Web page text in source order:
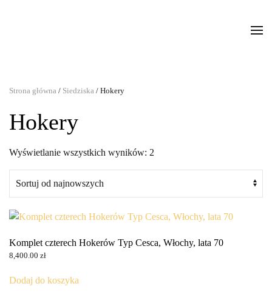
Strona główna / Siedziska / Hokery
Hokery
Wyświetlanie wszystkich wyników: 2
najnowszych
Komplet czterech Hokerów Typ Cesca, Włochy, lata 70
8,400.00 zł
Dodaj do koszyka